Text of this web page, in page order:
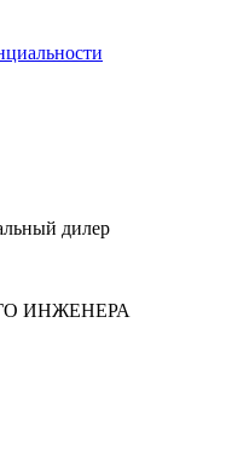
дилер
ИНЖЕНЕРА